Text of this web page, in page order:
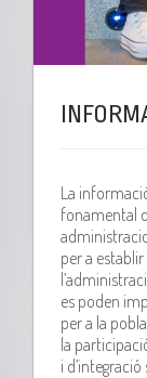
La
fonamental
per a
es poden
per a la
la
i d’integració